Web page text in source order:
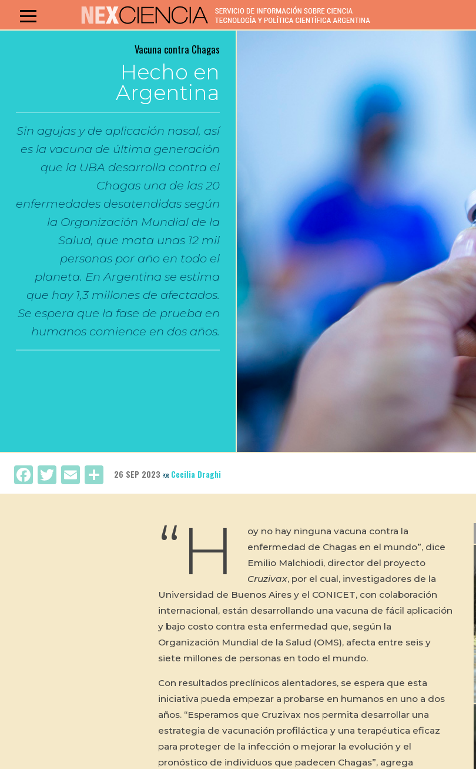
Vacuna contra Chagas
Hecho en
Argentina
Sin agujas y de aplicación nasal, así
es la vacuna de última generación
que la UBA desarrolla contra el
Chagas una de las 20
enfermedades desatendidas según
la Organización Mundial de la
Salud, que mata unas 12 mil
personas por año en todo el
planeta. En Argentina se estima
que hay 1,3 millones de afectados.
Se espera que la fase de prueba en
humanos comience en dos años.
Facebook
TwitterEmailCompartir
26 SEP 2023 POR Cecilia Draghi
“H
oy no hay ninguna vacuna contra la
enfermedad de Chagas en el mundo”, dice
Emilio Malchiodi, director del proyecto
Cruzivax, por el cual, investigadores de la
Universidad de Buenos Aires y el CONICET, con colaboración
internacional, están desarrollando una vacuna de fácil aplicación
y bajo costo contra esta enfermedad que, según la
Organización Mundial de la Salud (OMS), afecta entre seis y
siete millones de personas en todo el mundo.
Con resultados preclínicos alentadores, se espera que esta
iniciativa pueda empezar a probarse en humanos en uno a dos
años. “Esperamos que Cruzivax nos permita desarrollar una
estrategia de vacunación profiláctica y una terapéutica eficaz
para proteger de la infección o mejorar la evolución y el
pronóstico de individuos que padecen Chagas”, agrega